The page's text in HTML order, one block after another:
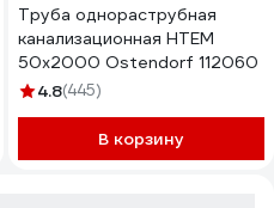
Труба однораструбная
канализационная HTEM
50х2000 Ostendorf 112060
4.8(445)
В корзину